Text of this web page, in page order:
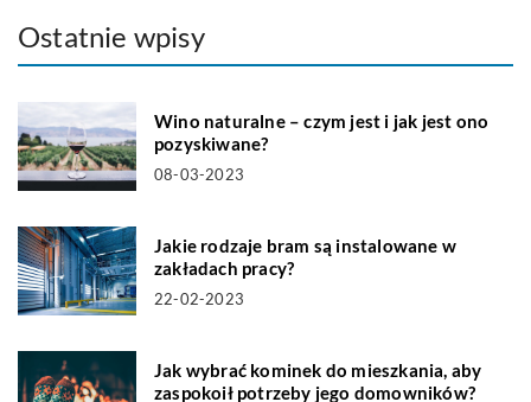
Ostatnie wpisy
Wino naturalne – czym jest i jak jest ono
pozyskiwane?
08-03-2023
Jakie rodzaje bram są instalowane w
zakładach pracy?
22-02-2023
Jak wybrać kominek do mieszkania, aby
zaspokoił potrzeby jego domowników?